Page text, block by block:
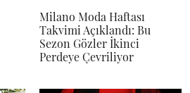
Milano Moda Haftası
Takvimi Açıklandı: Bu
Sezon Gözler İkinci
Perdeye Çevriliyor